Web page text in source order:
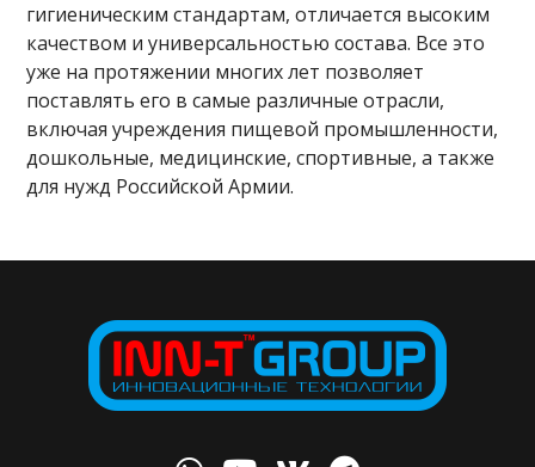
гигиеническим стандартам, отличается высоким
качеством и универсальностью состава. Все это
уже на протяжении многих лет позволяет
поставлять его в самые различные отрасли,
включая учреждения пищевой промышленности,
дошкольные, медицинские, спортивные, а также
для нужд Российской Армии.